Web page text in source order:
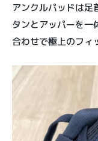
アンクルパッドは足
タンとアッパーを一
合わせで極上のフィ